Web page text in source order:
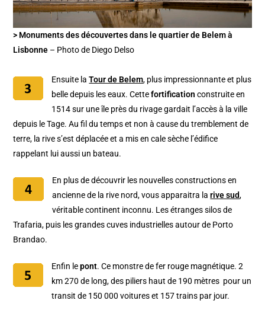
> Monuments des découvertes dans le quartier de Belem à
Lisbonne – Photo de Diego Delso
Ensuite laTour de Belem, plus impressionnante et plus
belle depuis les eaux. Cettefortification construite en
1514 sur une île près du rivage gardait l’accès à la ville
depuis le Tage. Au fil du temps et non à cause du tremblement de
terre, la rive s’est déplacée et a mis en cale sèche l’édifice
rappelant lui aussi un bateau.
En plus de découvrir les nouvelles constructions en
ancienne de la rive nord, vous apparaitra larive sud,
véritable continent inconnu. Les étranges silos de
Trafaria, puis les grandes cuves industrielles autour de Porto
Brandao.
Enfin lepont. Ce monstre de fer rouge magnétique. 2
km 270 de long, des piliers haut de 190 mètres pour un
transit de 150 000 voitures et 157 trains par jour.